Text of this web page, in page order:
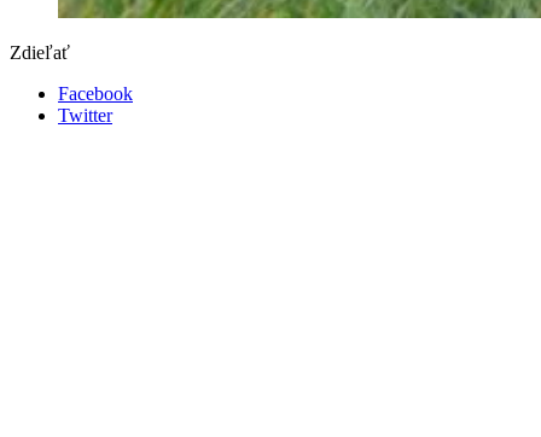
Zdieľať
Facebook
Twitter